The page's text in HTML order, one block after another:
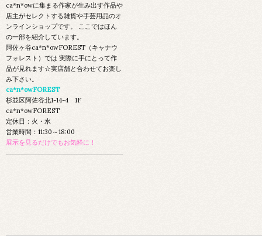
ca*n*owに集まる作家が生み出す作品や
店主がセレクトする雑貨や手芸用品のオ
ンラインショップです。 ここではほん
の一部を紹介しています。
阿佐ヶ谷ca*n*owFOREST（キャナウ
フォレスト）では 実際に手にとって作
品が見れます☆実店舗と合わせてお楽し
み下さい。
ca*n*owFOREST
杉並区阿佐谷北1-14-4 1F
ca*n*owFOREST
定休日：火・水
営業時間：11:30～18:00
展示を見るだけでもお気軽に！